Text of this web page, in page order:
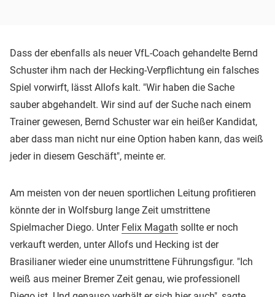
Dass der ebenfalls als neuer VfL-Coach gehandelte Bernd
Schuster ihm nach der Hecking-Verpflichtung ein falsches
Spiel vorwirft, lässt Allofs kalt. "Wir haben die Sache
sauber abgehandelt. Wir sind auf der Suche nach einem
Trainer gewesen, Bernd Schuster war ein heißer Kandidat,
aber dass man nicht nur eine Option haben kann, das weiß
jeder in diesem Geschäft", meinte er.
Am meisten von der neuen sportlichen Leitung profitieren
könnte der in Wolfsburg lange Zeit umstrittene
Spielmacher Diego. Unter Felix Magath sollte er noch
verkauft werden, unter Allofs und Hecking ist der
Brasilianer wieder eine unumstrittene Führungsfigur. "Ich
weiß aus meiner Bremer Zeit genau, wie professionell